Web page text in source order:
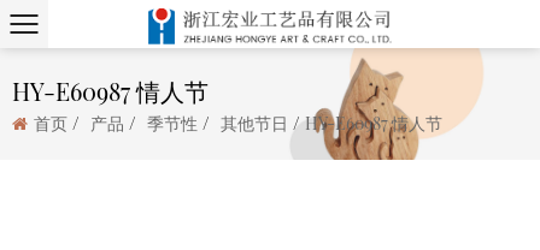
HY-E60987 情人节
首页 / 产品 / 季节性 / 其他节日 / HY-E60987 情人节